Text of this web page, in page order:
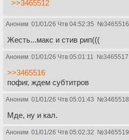
>>3465512
Аноним 01/01/26 Чтв 04:52:35 №3465516
Жесть...макс и стив рип(((
Аноним 01/01/26 Чтв 05:01:11 №3465517
>>3465516
пофиг, ждем субтитров
Аноним 01/01/26 Чтв 05:01:43 №3465518
Мде, ну и кал.
Аноним 01/01/26 Чтв 05:02:32 №3465519